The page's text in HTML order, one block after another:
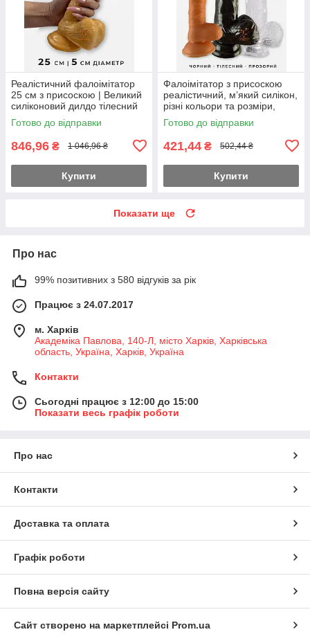
Реалістичний фалоімітатор
25 см з присоскою | Великий
силіконовий дилдо тілесний
Готово до відправки
846,96 ₴ 1 046,96 ₴
Купити
Фалоімітатор з присоскою
реалістичний, м’який силікон,
різні кольори та розміри,
інтимна іграшка
Готово до відправки
421,44 ₴ 502,44 ₴
Купити
Показати ще
Про нас
99% позитивних з 580 відгуків за рік
Працює з 24.07.2017
м. Харків
Академіка Павлова, 140-Л, місто Харків, Харківська
область, Україна, Харків, Україна
Контакти
Сьогодні працює з 12:00 до 15:00
Показати весь графік роботи
Про нас
Контакти
Доставка та оплата
Графік роботи
Повна версія сайту
Сайт створено на маркетплейсі Prom.ua